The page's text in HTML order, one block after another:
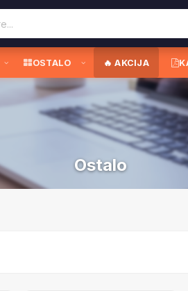
OSTALO 🔥 AKCIJA
Ostalo